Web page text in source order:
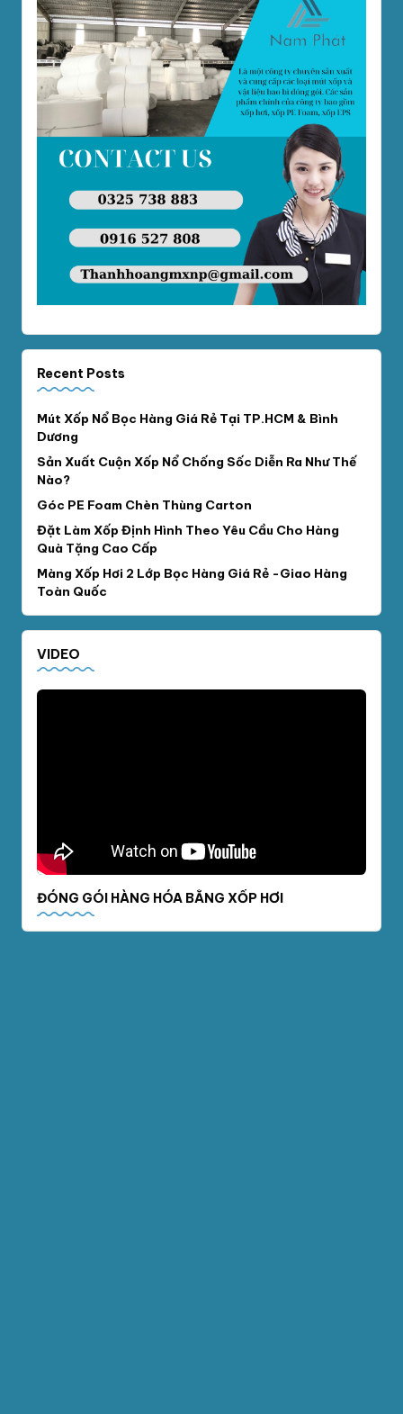
Recent Posts
Mút Xốp Nổ Bọc Hàng Giá Rẻ Tại TP.HCM & Bình
Dương
Sản Xuất Cuộn Xốp Nổ Chống Sốc Diễn Ra Như Thế
Nào?
Góc PE Foam Chèn Thùng Carton
Đặt Làm Xốp Định Hình Theo Yêu Cầu Cho Hàng
Quà Tặng Cao Cấp
Màng Xốp Hơi 2 Lớp Bọc Hàng Giá Rẻ -Giao Hàng
Toàn Quốc
VIDEO
ĐÓNG GÓI HÀNG HÓA BẰNG XỐP HƠI